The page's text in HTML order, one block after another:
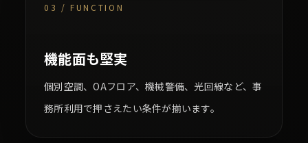
03 / FUNCTION
機能面も堅実
個別空調、OAフロア、機械警備、光回線など、事
務所利用で押さえたい条件が揃います。